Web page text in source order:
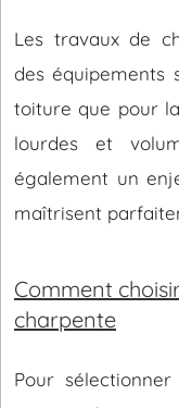
Les travaux de
des équipements
toiture que pour
lourdes et
également un
maîtrisent
Comment
charpente
Pour